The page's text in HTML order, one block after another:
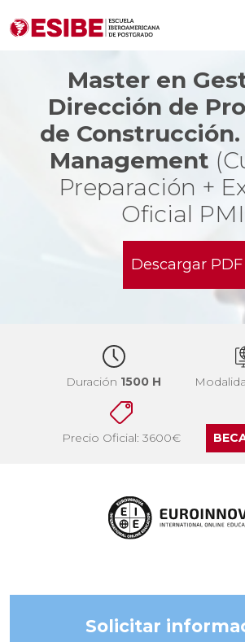
Master en
Dirección de
de
Management
Preparación +
Oficial
Descargar PDF
Duración 1500 H
Precio Oficial: 3600€
Solicitar